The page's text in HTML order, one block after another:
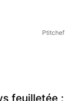
Ptitchef
feuilletée :